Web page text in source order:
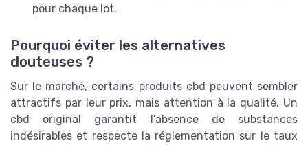
pour chaque lot.
Pourquoi éviter les alternatives
douteuses ?
Sur le marché, certains produits cbd peuvent sembler
attractifs par leur prix, mais attention à la qualité. Un
cbd original garantit l’absence de substances
indésirables et respecte la réglementation sur le taux